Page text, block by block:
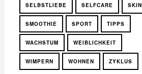
SELBSTLIEBE SELFCARE SKIN
SMOOTHIE SPORT TIPPS
WACHSTUM WEIBLICHKEIT
WIMPERN WOHNEN ZYKLUS